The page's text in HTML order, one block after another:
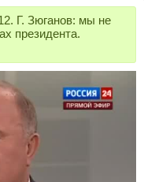
Г. Зюганов: мы не
президента.